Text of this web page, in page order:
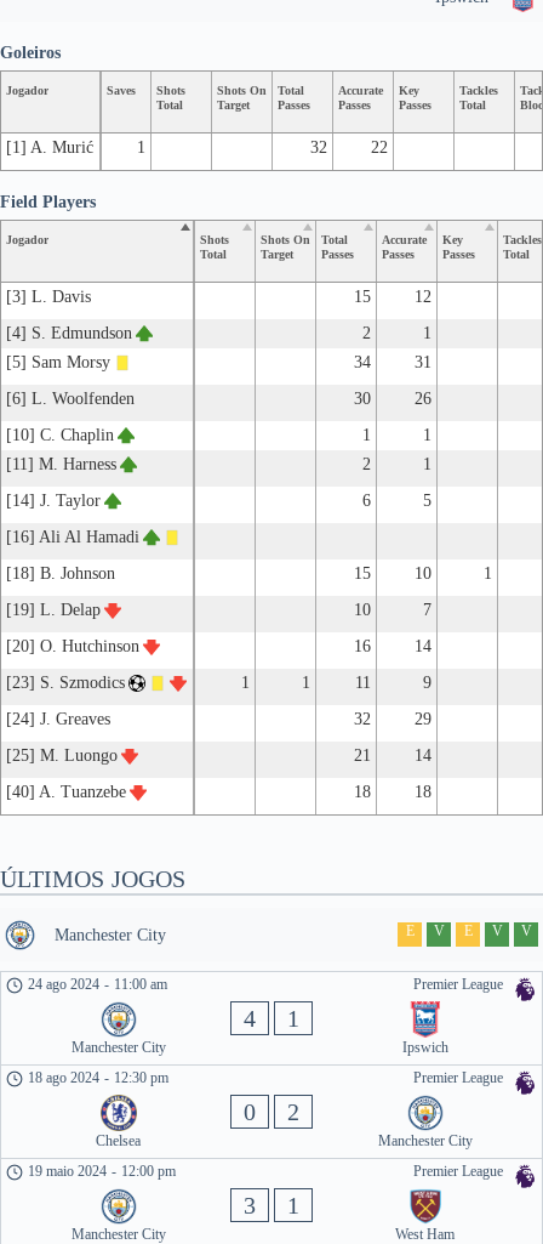
Jogador Saves
Shots
Total
Shots On
Target
Total
Passes
Accurate
Passes
Key
Passes
Tackles
Total
[1] A. Murić 1 32 22
Goleiros
Jogador
Shots
Total
Shots On
Target
Total
Passes
Accurate
Passes
Key
Passes
Tackles
Total
[3] L. Davis 15
12
[4] S. Edmundson
2
1
[5] Sam Morsy
34
31
[6] L. Woolfenden
30
26
[10] C. Chaplin
1
1
[11] M. Harness
2
1
[14] J. Taylor
6
5
[16] Ali Al Hamadi
[18] B. Johnson
15 10
1
[19] L. Delap
10
7
[20] O. Hutchinson
16
14
[23] S. Szmodics
1 1 11
9
[24] J. Greaves
32
29
[25] M. Luongo
21
14
[40] A. Tuanzebe
18 18
Field Players
ÚLTIMOS JOGOS
Manchester City E V E V V
Premier League
24 ago 2024 - 11:00 am
Manchester City
4 1
Ipswich
Premier League
18 ago 2024 - 12:30 pm
Chelsea
0 2
Manchester City
Premier League
19 maio 2024 - 12:00 pm
Manchester City
3 1
West Ham